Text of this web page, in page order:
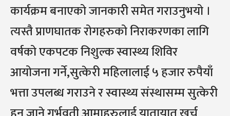
कार्यक्रम बनाएको जानकारी समेत गराउनुभयो ।
त्यस्तै प्राणघातक रोगहरुको निराकरणका लागि
वर्षको एकपटक निशुल्क स्वास्थ्य शिविर
आयोजना गर्ने,सुत्केरी महिलालाई ५ हजार रुपैयाँ
भत्ता उपलब्ध गराउने र स्वास्थ्य संस्थासम्म सुत्केरी